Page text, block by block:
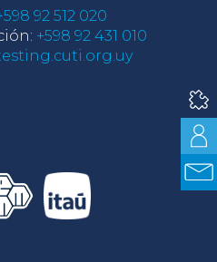
92 512 020
+598 92 431 010